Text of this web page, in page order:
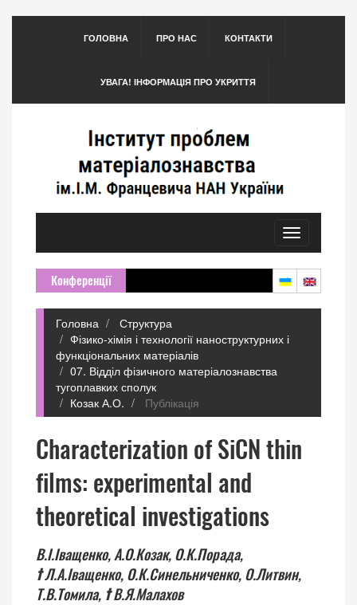
ГОЛОВНА ПРО НАС КОНТАКТИ
УВАГА! ІНФОРМАЦІЯ ПРО УКРИТТЯ
Toggle
navigation
Конференції
Головна
Структура
Фізико-хімія і технології наноструктурних і
функціональних матеріалів
07. Відділ фізичного матеріалознавства
тугоплавких сполук
Козак А.О.
Публікація
Characterization of SiCN thin
films: experimental and
theoretical investigations
В.І.Іващенко, А.О.Козак, О.К.Порада,
†Л.А.Іващенко, О.К.Синельниченко, О.Литвин,
Т.В.Томила, †В.Я.Малахов